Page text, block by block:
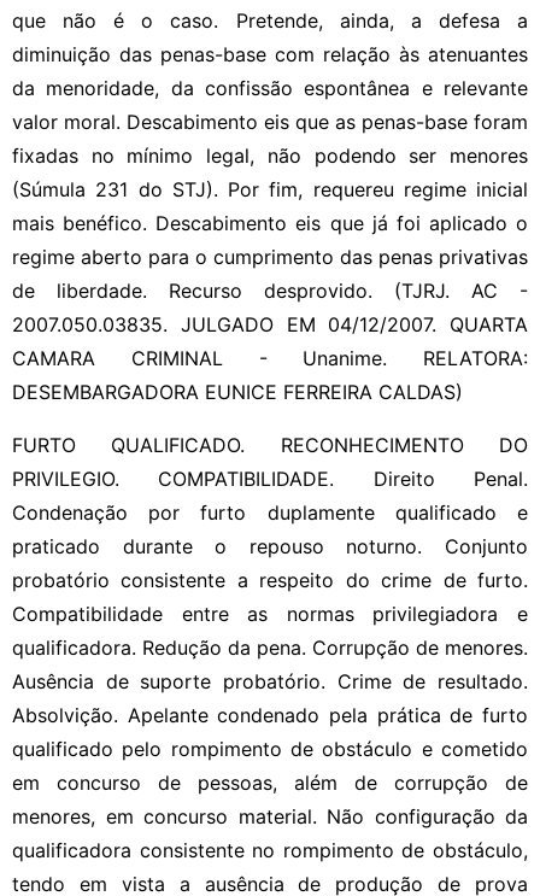
que não é o caso. Pretende, ainda, a defesa a
diminuição das penas-base com relação às atenuantes
da menoridade, da confissão espontânea e relevante
valor moral. Descabimento eis que as penas-base foram
fixadas no mínimo legal, não podendo ser menores
(Súmula 231 do STJ). Por fim, requereu regime inicial
mais benéfico. Descabimento eis que já foi aplicado o
regime aberto para o cumprimento das penas privativas
de liberdade. Recurso desprovido. (TJRJ. AC -
2007.050.03835. JULGADO EM 04/12/2007. QUARTA
CAMARA CRIMINAL - Unanime. RELATORA:
DESEMBARGADORA EUNICE FERREIRA CALDAS)
FURTO QUALIFICADO. RECONHECIMENTO DO
PRIVILEGIO. COMPATIBILIDADE. Direito Penal.
Condenação por furto duplamente qualificado e
praticado durante o repouso noturno. Conjunto
probatório consistente a respeito do crime de furto.
Compatibilidade entre as normas privilegiadora e
qualificadora. Redução da pena. Corrupção de menores.
Ausência de suporte probatório. Crime de resultado.
Absolvição. Apelante condenado pela prática de furto
qualificado pelo rompimento de obstáculo e cometido
em concurso de pessoas, além de corrupção de
menores, em concurso material. Não configuração da
qualificadora consistente no rompimento de obstáculo,
tendo em vista a ausência de produção de prova